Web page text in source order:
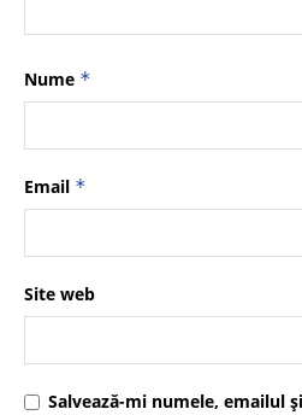
Nume *
Email *
Site web
Salvează-mi numele, emailul